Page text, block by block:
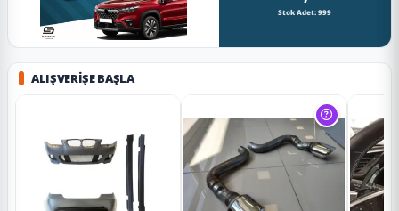
Stok Adet: 999
ALIŞVERIŞE BAŞLA